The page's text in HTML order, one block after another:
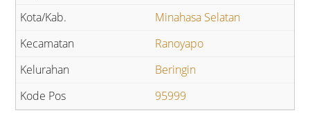
Minahasa Selatan
Ranoyapo
Beringin
95999